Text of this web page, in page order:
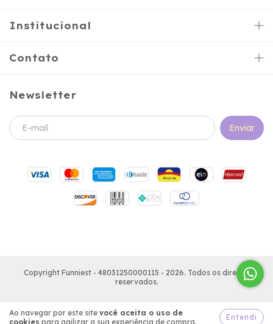
Ao navegar por este site você aceita o uso de
cookies para agilizar a sua experiência de compra.
Entendi
Institucional
Contato
Newsletter
Copyright Funniest - 48031250000115 - 2026. Todos os direitos
reservados.